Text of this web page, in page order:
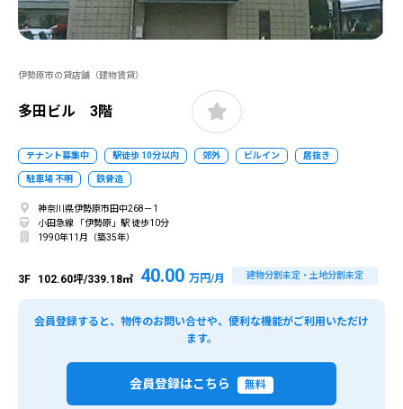
伊勢原市の貸店舗（建物賃貸）
多田ビル 3階
テナント募集中 駅徒歩 10分以内 郊外 ビルイン 居抜き
駐車場 不明 鉄骨造
神奈川県伊勢原市田中268－1
小田急線 「伊勢原」駅 徒歩10分
1990年11月（築35年）
3F 102.60坪/339.18㎡ 40.00 万円/月 建物分割未定・土地分割未定
会員登録すると、物件のお問い合せや、便利な機能がご利用いただけ
ます。
会員登録はこちら 無料